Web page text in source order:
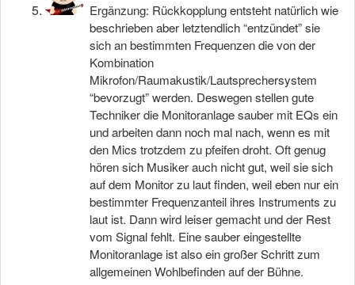
Ergänzung: Rückkopplung entsteht natürlich wie
beschrieben aber letztendlich “entzündet” sie
sich an bestimmten Frequenzen die von der
Kombination
Mikrofon/Raumakustik/Lautsprechersystem
“bevorzugt” werden. Deswegen stellen gute
Techniker die Monitoranlage sauber mit EQs ein
und arbeiten dann noch mal nach, wenn es mit
den Mics trotzdem zu pfeifen droht. Oft genug
hören sich Musiker auch nicht gut, weil sie sich
auf dem Monitor zu laut finden, weil eben nur ein
bestimmter Frequenzanteil ihres Instruments zu
laut ist. Dann wird leiser gemacht und der Rest
vom Signal fehlt. Eine sauber eingestellte
Monitoranlage ist also ein großer Schritt zum
allgemeinen Wohlbefinden auf der Bühne.